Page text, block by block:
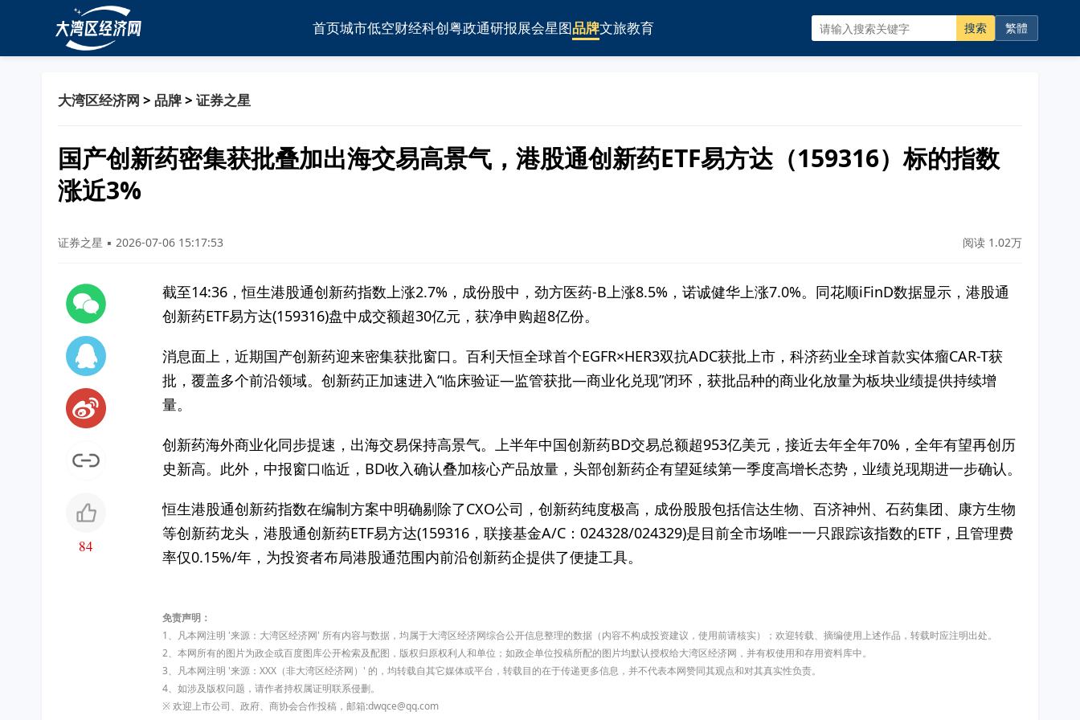
首页城市低空财经科创粤政通研报展会星图品牌文旅教育 搜索 繁體
大湾区经济网 > 品牌> 证券之星
国产创新药密集获批叠加出海交易高景气，港股通创新药ETF易方达（159316）标的指数
涨近3%
证券之星 ▪ 2026-07-06 15:17:53 阅读 1.02万
84
截至14:36，恒生港股通创新药指数上涨2.7%，成份股中，劲方医药-B上涨8.5%，诺诚健华上涨7.0%。同花顺iFinD数据显示，港股通
创新药ETF易方达(159316)盘中成交额超30亿元，获净申购超8亿份。
消息面上，近期国产创新药迎来密集获批窗口。百利天恒全球首个EGFR×HER3双抗ADC获批上市，科济药业全球首款实体瘤CAR-T获
批，覆盖多个前沿领域。创新药正加速进入“临床验证—监管获批—商业化兑现”闭环，获批品种的商业化放量为板块业绩提供持续增
量。
创新药海外商业化同步提速，出海交易保持高景气。上半年中国创新药BD交易总额超953亿美元，接近去年全年70%，全年有望再创历
史新高。此外，中报窗口临近，BD收入确认叠加核心产品放量，头部创新药企有望延续第一季度高增长态势，业绩兑现期进一步确认。
恒生港股通创新药指数在编制方案中明确剔除了CXO公司，创新药纯度极高，成份股股包括信达生物、百济神州、石药集团、康方生物
等创新药龙头，港股通创新药ETF易方达(159316，联接基金A/C：024328/024329)是目前全市场唯一一只跟踪该指数的ETF，且管理费
率仅0.15%/年，为投资者布局港股通范围内前沿创新药企提供了便捷工具。
免责声明：
1、凡本网注明 '来源：大湾区经济网' 所有内容与数据，均属于大湾区经济网综合公开信息整理的数据（内容不构成投资建议，使用前请核实）；欢迎转载、摘编使用上述作品，转载时应注明出处。
2、本网所有的图片为政企或百度图库公开检索及配图，版权归原权利人和单位；如政企单位投稿所配的图片均默认授权给大湾区经济网，并有权使用和存用资料库中。
3、凡本网注明 '来源：XXX（非大湾区经济网）' 的，均转载自其它媒体或平台，转载目的在于传递更多信息，并不代表本网赞同其观点和对其真实性负责。
4、如涉及版权问题，请作者持权属证明联系侵删。
※ 欢迎上市公司、政府、商协会合作投稿，邮箱:dwqce@qq.com